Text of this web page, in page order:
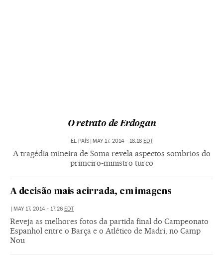
O retrato de Erdogan
EL PAÍS | MAY 17, 2014 - 18:18 EDT
A tragédia mineira de Soma revela aspectos sombrios do
primeiro-ministro turco
A decisão mais acirrada, em imagens
| MAY 17, 2014 - 17:26 EDT
Reveja as melhores fotos da partida final do Campeonato
Espanhol entre o Barça e o Atlético de Madri, no Camp
Nou